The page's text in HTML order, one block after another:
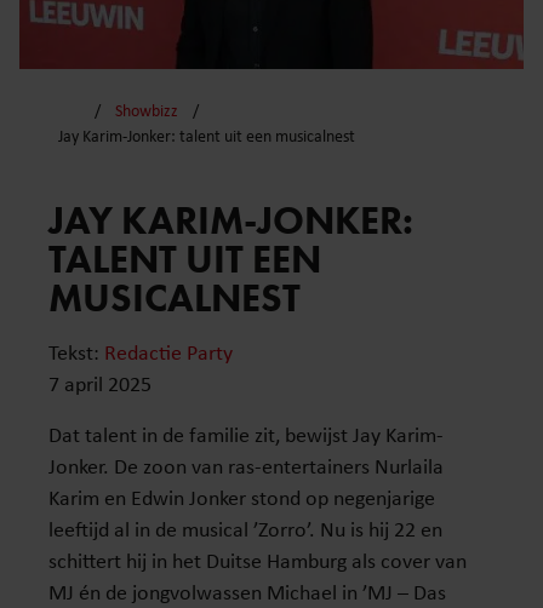
Showbizz
Jay Karim-Jonker: talent uit een musicalnest
JAY KARIM-JONKER:
TALENT UIT EEN
MUSICALNEST
Tekst: Redactie Party
7 april 2025
Dat talent in de familie zit, bewijst Jay Karim-
Jonker. De zoon van ras-entertainers Nurlaila
Karim en Edwin Jonker stond op negenjarige
leeftijd al in de musical ’Zorro’. Nu is hij 22 en
schittert hij in het Duitse Hamburg als cover van
MJ én de jongvolwassen Michael in ’MJ – Das